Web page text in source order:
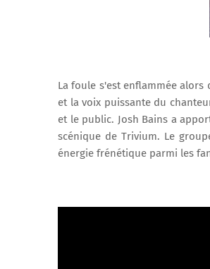
La foule s'est enflammée alors
et la voix puissante du
et le public. Josh Bains a
scénique de Trivium. Le
énergie frénétique parmi les